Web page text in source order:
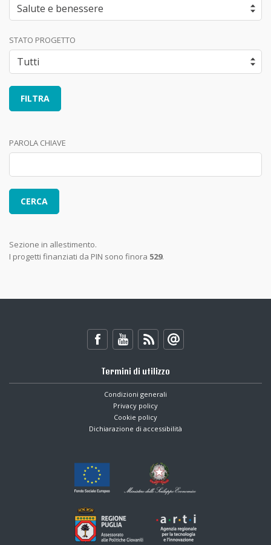
STATO PROGETTO
PAROLA CHIAVE
Sezione in allestimento.
I progetti finanziati da PIN sono finora 529.
Termini di utilizzo
Condizioni generali
Privacy policy
Cookie policy
Dichiarazione di accessibilità